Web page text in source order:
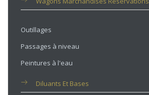
Outillages
Passages à niveau
Peintures à l'eau
Diluants Et Bases